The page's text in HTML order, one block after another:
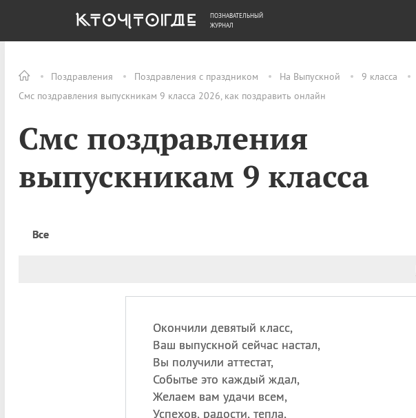
Поздравления Поздравления с праздником На Выпускной
9 класса
Смс поздравления выпускникам 9 класса 2026, как поздравить онлайн
Смс поздравления
выпускникам 9 класса
Все
Окончили девятый класс,
Ваш выпускной сейчас настал,
Вы получили аттестат,
Событье это каждый ждал,
Желаем вам удачи всем,
Успехов, радости, тепла,
ОБЩЕСТВО ДЕНЬГИ
ПОЗНАВАТЕЛЬНЫЙ
ЖУРНАЛ